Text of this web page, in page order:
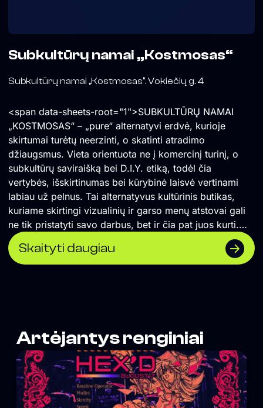
Subkultūrų namai „Kostmosas“
Subkultūrų namai „Kostmosas“. Vokiečių g. 4
<span data-sheets-root="1">SUBKULTŪRŲ NAMAI
„KOSTMOSAS“ – „pure“ alternatyvi erdvė, kurioje
skirtumai turėtų neerzinti, o skatinti atradimo
džiaugsmus. Vieta orientuota ne į komercinį turinį, o
subkultūrų saviraišką bei D.I.Y. etiką, todėl čia
vertybės, išskirtinumas bei kūrybinė laisvė vertinami
labiau už pelnus. Tai alternatyvus kultūrinis butikas,
kuriame skirtingi vizualinių ir garso menų atstovai gali
ne tik pristatyti savo darbus, bet ir čia pat juos kurti.
</span> Formuojame erdvę, kurioje naktinė kultūra
suvokiama ne vien kaip pramoga, o labiau kaip
alternatyvios kultūros sklaidos židinys, socialinė jungtis
tiksliniai žmonės, todėl vieta neturi aiškiai matomos
vizualinės iškabos, o komunikacija remiasi
autentiškumu, tiesioginiu ryšiu su auditorija bei D.I.Y.
etika paremtu viešinimu „iš lūpų į lūpas“. Vienas iš
projekto tikslų – grąžinti turinio viršenybę prieš
Skaityti daugiau
Artėjantys renginiai